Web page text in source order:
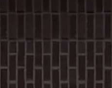
NOTRE FAMILLE
CONTACT